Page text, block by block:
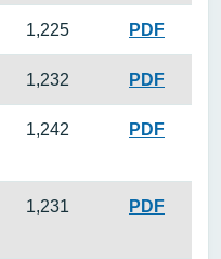
1,225 PDF
1,232 PDF
1,242 PDF
1,231 PDF